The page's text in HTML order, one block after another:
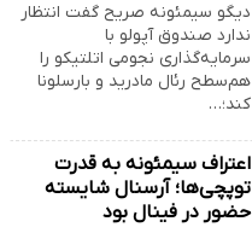
دیگو سیمئونه صریح گفت انتظار
ندارد صندوق آپولو با
سرمایه‌گذاری نجومی اتلتیکو را
هم‌سطح رئال مادرید و بارسلونا
کند؛…
اعتراف سیمئونه به قدرت
توپچی‌ها؛ آرسنال شایسته
حضور در فینال بود